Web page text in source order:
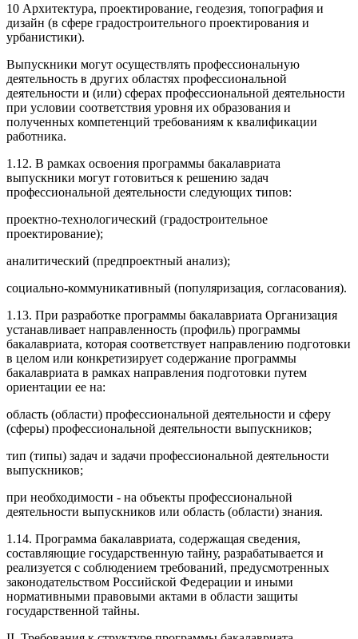
10 Архитектура, проектирование, геодезия, топография и
дизайн (в сфере градостроительного проектирования и
урбанистики).
Выпускники могут осуществлять профессиональную
деятельность в других областях профессиональной
деятельности и (или) сферах профессиональной деятельности
при условии соответствия уровня их образования и
полученных компетенций требованиям к квалификации
работника.
1.12. В рамках освоения программы бакалавриата
выпускники могут готовиться к решению задач
профессиональной деятельности следующих типов:
проектно-технологический (градостроительное
проектирование);
аналитический (предпроектный анализ);
социально-коммуникативный (популяризация, согласования).
1.13. При разработке программы бакалавриата Организация
устанавливает направленность (профиль) программы
бакалавриата, которая соответствует направлению подготовки
в целом или конкретизирует содержание программы
бакалавриата в рамках направления подготовки путем
ориентации ее на:
область (области) профессиональной деятельности и сферу
(сферы) профессиональной деятельности выпускников;
тип (типы) задач и задачи профессиональной деятельности
выпускников;
при необходимости - на объекты профессиональной
деятельности выпускников или область (области) знания.
1.14. Программа бакалавриата, содержащая сведения,
составляющие государственную тайну, разрабатывается и
реализуется с соблюдением требований, предусмотренных
законодательством Российской Федерации и иными
нормативными правовыми актами в области защиты
государственной тайны.